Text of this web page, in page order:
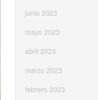
junio 2023
mayo 2023
abril 2023
marzo 2023
febrero 2023